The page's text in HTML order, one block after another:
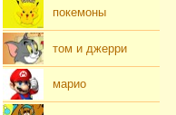
покемоны
том и джерри
марио